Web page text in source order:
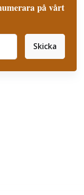
på vårt
Skicka